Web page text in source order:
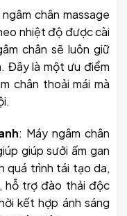
chân massage
nhiệt độ được cài
chân sẽ luôn giữ
Đây là một ưu điểm
chân thoải mái mà
: Máy ngâm chân
giúp sưởi ấm gan
quá trình tái tạo da,
hỗ trợ đào thải độc
kết hợp ánh sáng